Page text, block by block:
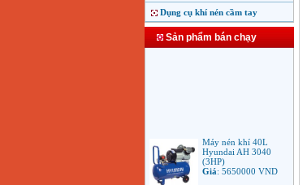
Dụng cụ khí nén cầm tay
Sản phẩm bán chạy
Máy nén khí 40L
Hyundai AH 3040
(3HP)
Giá:5650000 VND